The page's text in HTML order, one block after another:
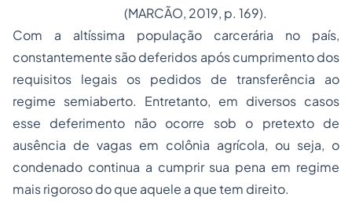
(MARCÃO, 2019, p. 169).
Com a altíssima população carcerária no país,
constantemente são deferidos após cumprimento dos
requisitos legais os pedidos de transferência ao
regime semiaberto. Entretanto, em diversos casos
esse deferimento não ocorre sob o pretexto de
ausência de vagas em colônia agrícola, ou seja, o
condenado continua a cumprir sua pena em regime
mais rigoroso do que aquele a que tem direito.